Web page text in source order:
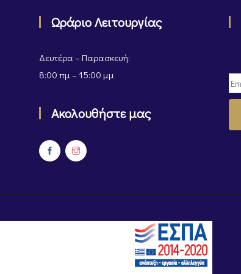
Ωράριο Λειτουργίας
Δευτέρα – Παρασκευή:
8:00 πμ – 15:00 μμ
Ακολουθήστε μας